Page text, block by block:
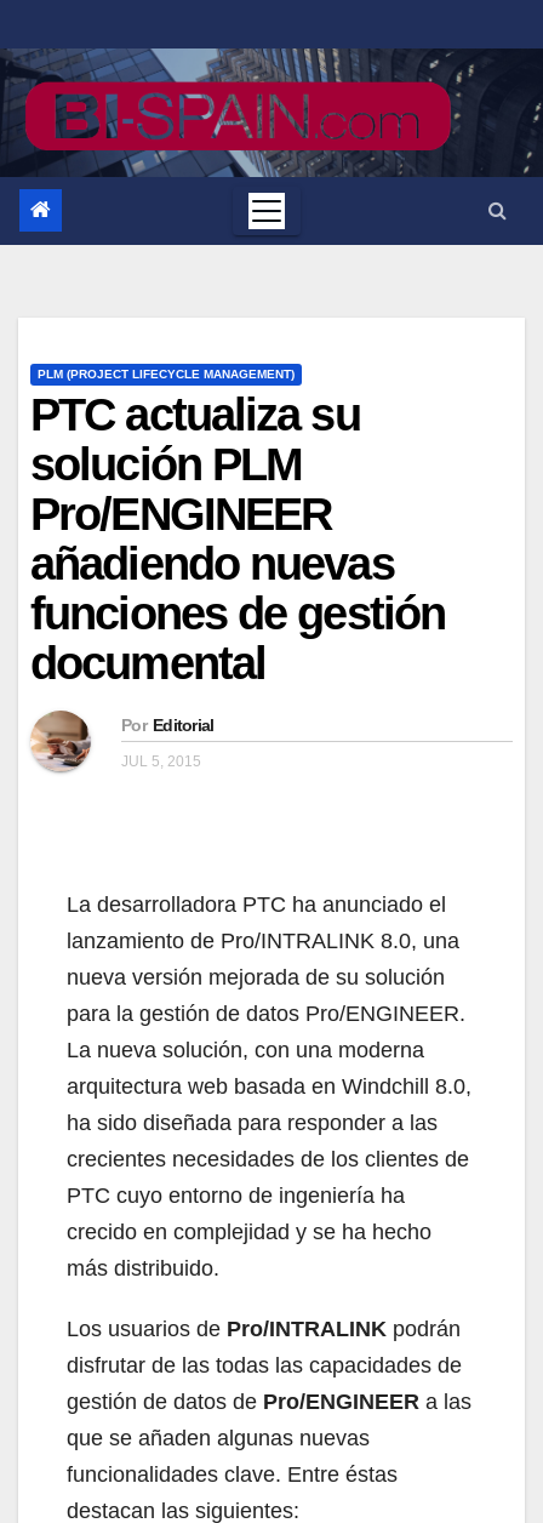
al
contenido
PLM (PROJECT LIFECYCLE MANAGEMENT)
PTC actualiza su
solución PLM
Pro/ENGINEER
añadiendo nuevas
funciones de gestión
documental
Por Editorial
JUL 5, 2015
La desarrolladora PTC ha anunciado el
lanzamiento de Pro/INTRALINK 8.0, una
nueva versión mejorada de su solución
para la gestión de datos Pro/ENGINEER.
La nueva solución, con una moderna
arquitectura web basada en Windchill 8.0,
ha sido diseñada para responder a las
crecientes necesidades de los clientes de
PTC cuyo entorno de ingeniería ha
crecido en complejidad y se ha hecho
más distribuido.
Los usuarios de Pro/INTRALINK podrán
disfrutar de las todas las capacidades de
gestión de datos de Pro/ENGINEER a las
que se añaden algunas nuevas
funcionalidades clave. Entre éstas
destacan las siguientes: